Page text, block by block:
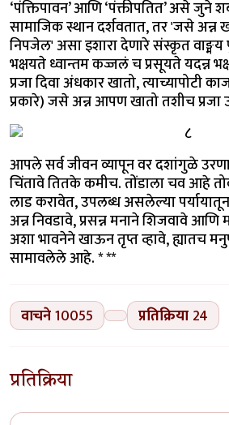
‘पंक्तिपावन’ आणि ‘पंक्तीपतित’ असे जुने
सामाजिक स्थान दर्शवतात, तर 'जसे
निपजेल' असा इशारा देणारे संस्कृत वाङ्मय
भक्षयते ध्वान्तम कज्जलं च प्रसूयते यदन्न
प्रजा दिवा अंधकार खातो, त्याच्यापोटी
प्रकारे) जसे अन्न आपण खातो तशीच प्रजा
आपले सर्व जीवन व्यापून वर दशांगुळे
चिंतावे तितके कमीच. तोंडाला चव आहे
लाड करावेत, उपलब्ध असलेल्या पर्यायातून
अन्न निवडावे, प्रसन्न मनाने शिजवावे
अशा भावनेने खाऊन तृप्त व्हावे, ह्यातच
सामावलेले आहे. * **
वाचने10055 प्रतिक्रिया 24
प्रतिक्रिया